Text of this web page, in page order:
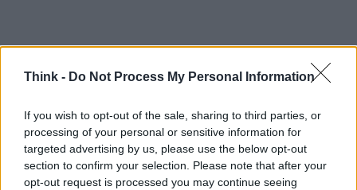
Think - Do Not Process My Personal Information
If you wish to opt-out of the sale, sharing to third parties, or
processing of your personal or sensitive information for
targeted advertising by us, please use the below opt-out
section to confirm your selection. Please note that after your
opt-out request is processed you may continue seeing